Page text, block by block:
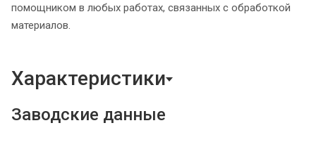
помощником в любых работах, связанных с обработкой
материалов.
Характеристики
Заводские данные